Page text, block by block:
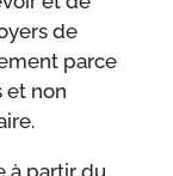
de
parce
et non